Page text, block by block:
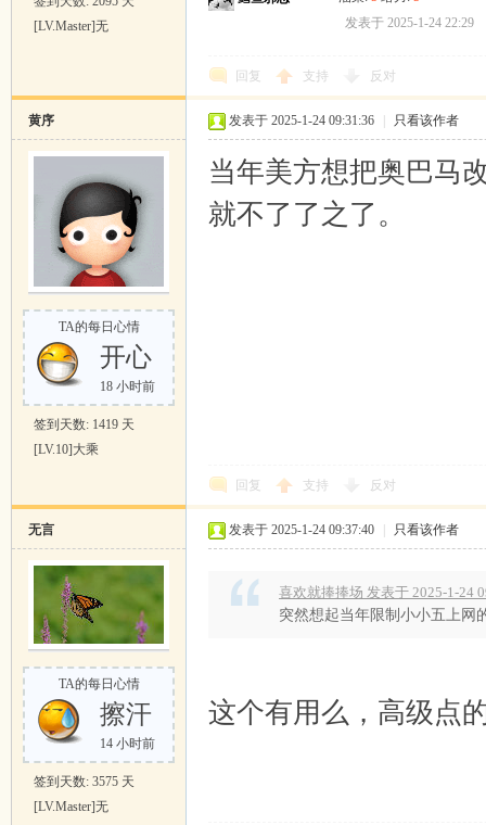
[LV.Master]无
发表于 2025-1-24 22:29
回复 支持 反对
黄序
TA的每日心情
开心
18 小时前
签到天数: 1419 天
[LV.10]大乘
发表于 2025-1-24 09:31:36 只看该作者
当年美方想把奥巴马
就不了了之了。
回复 支持 反对
无言
TA的每日心情
擦汗
14 小时前
签到天数: 3575 天
[LV.Master]无
发表于 2025-1-24 09:37:40 只看该作者
喜欢就捧捧场 发表于 2025-1-24
突然想起当年限制小小五上网
这个有用么，高级点